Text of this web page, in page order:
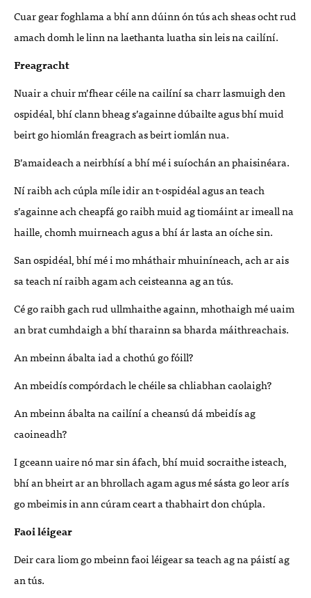
Cuar gear foghlama a bhí ann dúinn ón tús ach sheas ocht rud
amach domh le linn na laethanta luatha sin leis na cailíní.
Freagracht
Nuair a chuir m’fhear céile na cailíní sa charr lasmuigh den
ospidéal, bhí clann bheag s’againne dúbailte agus bhí muid
beirt go hiomlán freagrach as beirt iomlán nua.
B’amaideach a neirbhísí a bhí mé i suíochán an phaisinéara.
Ní raibh ach cúpla míle idir an t-ospidéal agus an teach
s’againne ach cheapfá go raibh muid ag tiomáint ar imeall na
haille, chomh muirneach agus a bhí ár lasta an oíche sin.
San ospidéal, bhí mé i mo mháthair mhuiníneach, ach ar ais
sa teach ní raibh agam ach ceisteanna ag an tús.
Cé go raibh gach rud ullmhaithe againn, mhothaigh mé uaim
an brat cumhdaigh a bhí tharainn sa bharda máithreachais.
An mbeinn ábalta iad a chothú go fóill?
An mbeidís compórdach le chéile sa chliabhan caolaigh?
An mbeinn ábalta na cailíní a cheansú dá mbeidís ag
caoineadh?
I gceann uaire nó mar sin áfach, bhí muid socraithe isteach,
bhí an bheirt ar an bhrollach agam agus mé sásta go leor arís
go mbeimis in ann cúram ceart a thabhairt don chúpla.
Faoi léigear
Deir cara liom go mbeinn faoi léigear sa teach ag na páistí ag
an tús.